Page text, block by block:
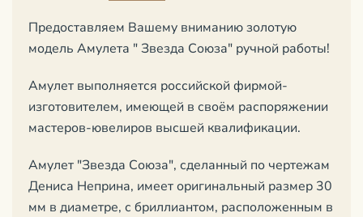
Предоставляем Вашему вниманию золотую
модель Амулета " Звезда Союза" ручной работы!
Амулет выполняется российской фирмой-
изготовителем, имеющей в своём распоряжении
мастеров-ювелиров высшей квалификации.
Амулет "Звезда Союза", сделанный по чертежам
Дениса Неприна, имеет оригинальный размер 30
мм в диаметре, с бриллиантом, расположенным в